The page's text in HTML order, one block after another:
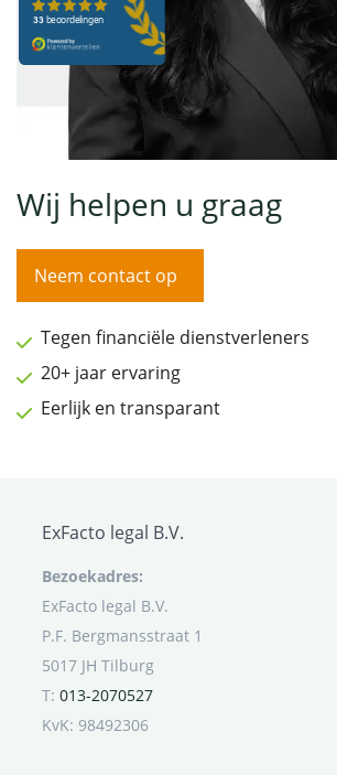
Wij helpen u graag
Neem contact op
Tegen financiële dienstverleners
20+ jaar ervaring
Eerlijk en transparant
ExFacto legal B.V.
Bezoekadres:
ExFacto legal B.V.
P.F. Bergmansstraat 1
5017 JH Tilburg
T: 013-2070527
KvK: 98492306